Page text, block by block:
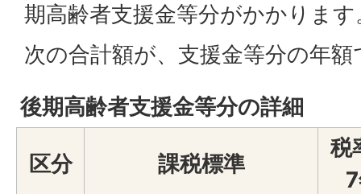
期高齢者支援金等分がかかります
次の合計額が、支援金等分の年額
後期高齢者支援金等分の詳細
区分 課税標準
税